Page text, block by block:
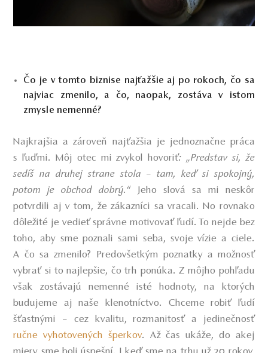
Čo je v tomto biznise najťažšie aj po rokoch, čo sa
najviac zmenilo, a čo, naopak, zostáva v istom
zmysle nemenné?
Najkrajšia a zároveň najťažšia je jednoznačne práca
s ľuďmi. Môj otec mi zvykol hovoriť: „Predstav si, že
sedíš na druhej strane stola – tam, keď si spokojný,
potom je obchod dobrý.“ Jeho slová sa mi neskôr
potvrdili aj v tom, že zákazníci sa vracali. No rovnako
dôležité je vedieť správne motivovať ľudí. To nejde bez
toho, aby sme poznali sami seba, svoje vízie a ciele.
A čo sa zmenilo? Predovšetkým poznatky a možnosť
vybrať si to najlepšie, čo trh ponúka. Z môjho pohľadu
však zostávajú nemenné isté hodnoty, na ktorých
budujeme aj naše klenotníctvo. Chceme robiť ľudí
šťastnými – cez kvalitu, rozmanitosť a jedinečnosť
ručne vyhotovených šperkov. Až čas ukáže, do akej